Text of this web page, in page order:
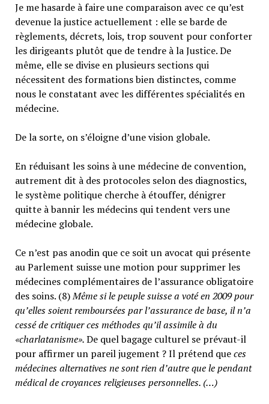
Je me hasarde à faire une comparaison avec ce qu’est
devenue la justice actuellement : elle se barde de
règlements, décrets, lois, trop souvent pour conforter
les dirigeants plutôt que de tendre à la Justice. De
même, elle se divise en plusieurs sections qui
nécessitent des formations bien distinctes, comme
nous le constatant avec les différentes spécialités en
médecine.
De la sorte, on s’éloigne d’une vision globale.
En réduisant les soins à une médecine de convention,
autrement dit à des protocoles selon des diagnostics,
le système politique cherche à étouffer, dénigrer
quitte à bannir les médecins qui tendent vers une
médecine globale.
Ce n’est pas anodin que ce soit un avocat qui présente
au Parlement suisse une motion pour supprimer les
médecines complémentaires de l’assurance obligatoire
des soins. (8)Même si le peuple suisse a voté en 2009 pour
qu’elles soient remboursées par l’assurance de base, il n’a
cessé de critiquer ces méthodes qu’il assimile à du
«charlatanisme».De quel bagage culturel se prévaut-il
pour affirmer un pareil jugement ? Il prétend queces
médecines alternatives ne sont rien d’autre que le pendant
médical de croyances religieuses personnelles. (…)